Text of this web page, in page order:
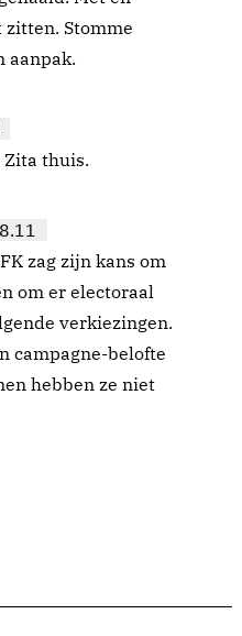
Stomme
aanpak.
Zita thuis.
zag zijn kans om
om er electoraal
verkiezingen.
campagne-belofte
hebben ze niet